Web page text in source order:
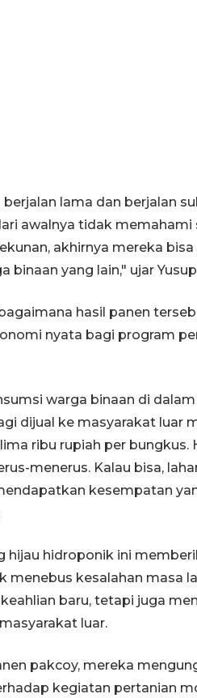
lama dan berjalan
awalnya tidak
akhirnya mereka
yang lain," ujar
hasil panen
nyata bagi program
warga binaan di
dijual ke masyarakat luar
ribu rupiah per bungkus.
menerus. Kalau bisa,
kesempatan
hijau hidroponik ini
kesalahan masa
baru, tetapi juga
luar.
pakcoy, mereka
kegiatan pertanian
Penanaman
bakau merah